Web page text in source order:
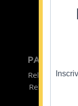
Relooking
Relooking